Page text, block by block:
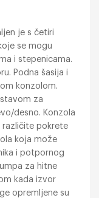
je s četiri
se mogu
i stepenicama.
Podna šasija i
konzolom.
za
desno. Konzola
različite pokrete
koja može
i potpornog
za hitne
kada izvor
opremljene su